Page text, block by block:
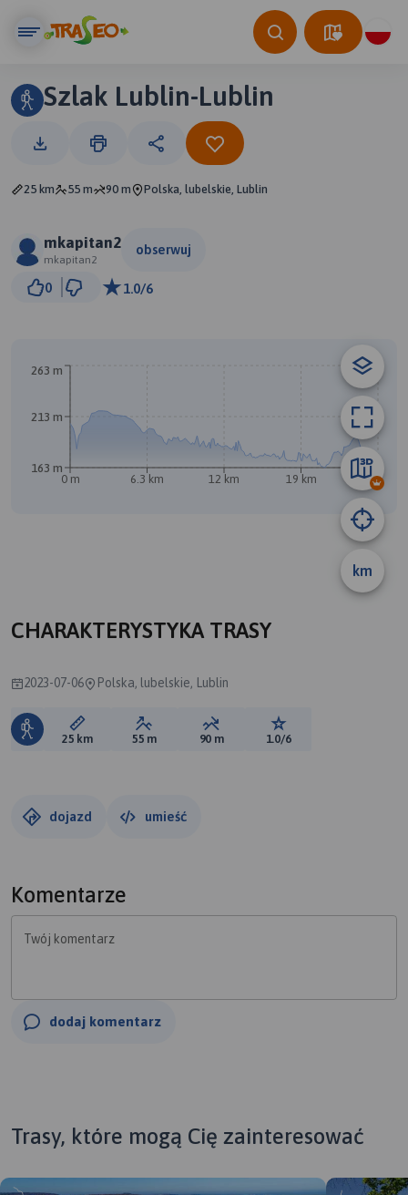
Szlak Lublin-Lublin
25 km 55 m 90 m Polska, lubelskie, Lublin
mkapitan2
mkapitan2
obserwuj
0 1.0/6
km
0 m 6.3 km 12 km 19 km 25 km
163 m
213 m
263 m
CHARAKTERYSTYKA TRASY
2023-07-06 Polska, lubelskie, Lublin
Długość trasy:
25 km Suma przewyższeń:
55 m Suma spadków:
90 m Ocena trasy:
1.0/6
dojazd umieść
Komentarze
Twój komentarz
dodaj komentarz
Trasy, które mogą Cię zainteresować